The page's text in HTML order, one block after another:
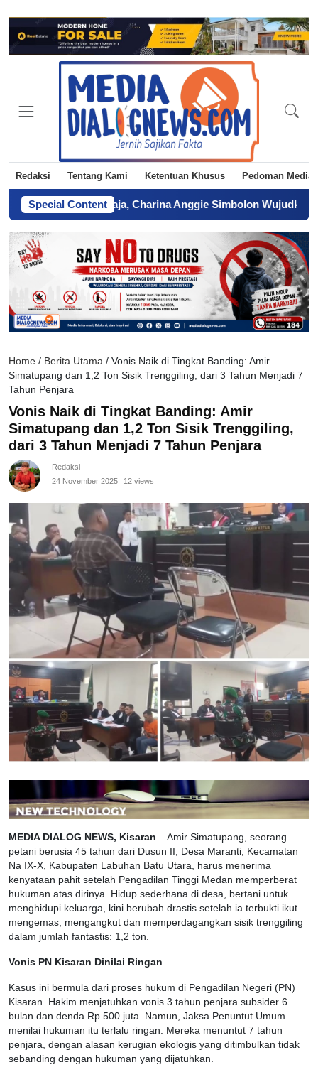
Redaksi Tentang Kami Ketentuan Khusus Pedoman Media
Special Content
Abdi Praja, Charina Anggie Simbolon Wujudkan Mimpi Sang
Home / Berita Utama / Vonis Naik di Tingkat Banding: Amir
Simatupang dan 1,2 Ton Sisik Trenggiling, dari 3 Tahun Menjadi 7
Tahun Penjara
Vonis Naik di Tingkat Banding: Amir
Simatupang dan 1,2 Ton Sisik Trenggiling,
dari 3 Tahun Menjadi 7 Tahun Penjara
Redaksi
24 November 2025
12 views
MEDIA DIALOG NEWS, Kisaran – Amir Simatupang, seorang
petani berusia 45 tahun dari Dusun II, Desa Maranti, Kecamatan
Na IX-X, Kabupaten Labuhan Batu Utara, harus menerima
kenyataan pahit setelah Pengadilan Tinggi Medan memperberat
hukuman atas dirinya. Hidup sederhana di desa, bertani untuk
menghidupi keluarga, kini berubah drastis setelah ia terbukti ikut
mengemas, mengangkut dan memperdagangkan sisik trenggiling
dalam jumlah fantastis: 1,2 ton.
Vonis PN Kisaran Dinilai Ringan
Kasus ini bermula dari proses hukum di Pengadilan Negeri (PN)
Kisaran. Hakim menjatuhkan vonis 3 tahun penjara subsider 6
bulan dan denda Rp.500 juta. Namun, Jaksa Penuntut Umum
menilai hukuman itu terlalu ringan. Mereka menuntut 7 tahun
penjara, dengan alasan kerugian ekologis yang ditimbulkan tidak
sebanding dengan hukuman yang dijatuhkan.